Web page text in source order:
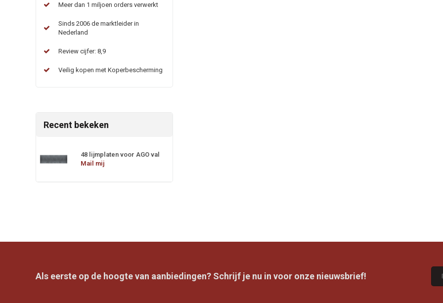
Meer dan 1 miljoen orders verwerkt
Sinds 2006 de marktleider in
Nederland
Review cijfer: 8,9
Veilig kopen met Koperbescherming
Recent bekeken
48 lijmplaten voor AGO val
Mail mij
Als eerste op de hoogte van aanbiedingen? Schrijf je nu in voor onze nieuwsbrief!